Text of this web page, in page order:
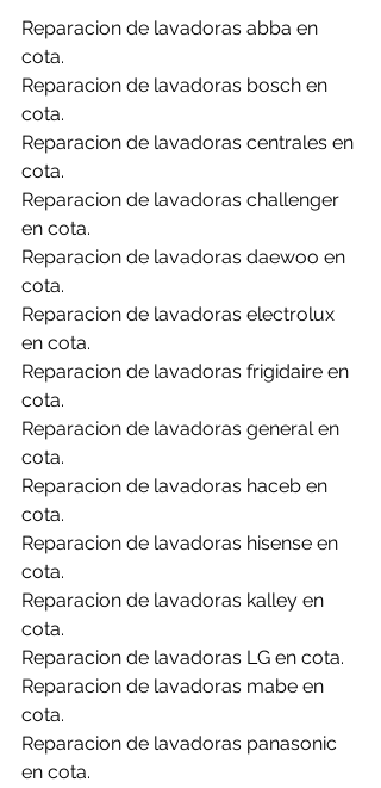
Reparacion de lavadoras abba en
cota.
Reparacion de lavadoras bosch en
cota.
Reparacion de lavadoras centrales en
cota.
Reparacion de lavadoras challenger
en cota.
Reparacion de lavadoras daewoo en
cota.
Reparacion de lavadoras electrolux
en cota.
Reparacion de lavadoras frigidaire en
cota.
Reparacion de lavadoras general en
cota.
Reparacion de lavadoras haceb en
cota.
Reparacion de lavadoras hisense en
cota.
Reparacion de lavadoras kalley en
cota.
Reparacion de lavadoras LG en cota.
Reparacion de lavadoras mabe en
cota.
Reparacion de lavadoras panasonic
en cota.